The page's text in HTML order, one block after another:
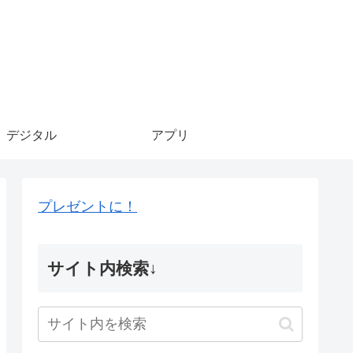
デジタル アプリ
プレゼントに！
サイト内検索↓